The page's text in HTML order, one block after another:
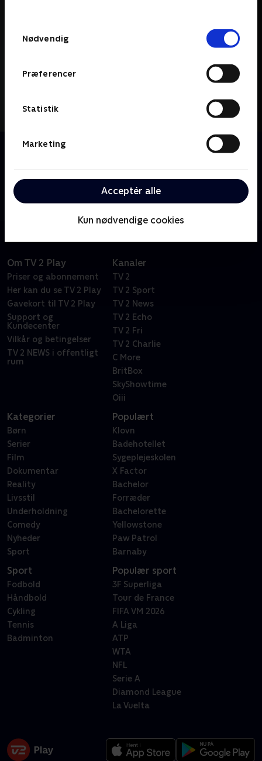
Nødvendig
Præferencer
Statistik
Marketing
Acceptér alle
Kun nødvendige cookies
Om House
ukonventionel tænkning giver ham stor respekt på
trods af hans brutale ærlighed og asociale tendenser.
Om TV 2 Play
Priser og abonnement
Her kan du se TV 2 Play
Gavekort til TV 2 Play
Support og
Kundecenter
Vilkår og betingelser
TV 2 NEWS i offentligt
rum
Kanaler
TV 2
TV 2 Sport
TV 2 News
TV 2 Echo
TV 2 Fri
TV 2 Charlie
C More
BritBox
SkyShowtime
Oiii
Kategorier
Børn
Serier
Film
Dokumentar
Reality
Livsstil
Underholdning
Comedy
Nyheder
Sport
Populært
Klovn
Badehotellet
Sygeplejeskolen
X Factor
Bachelor
Forræder
Bachelorette
Yellowstone
Paw Patrol
Barnaby
Sport
Fodbold
Håndbold
Cykling
Tennis
Badminton
Populær sport
3F Superliga
Tour de France
FIFA VM 2026
A Liga
ATP
WTA
NFL
Serie A
Diamond League
La Vuelta